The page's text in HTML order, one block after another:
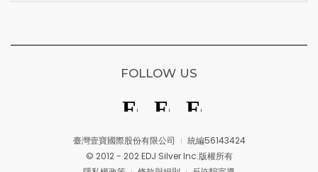
臺灣壹寶國際股份有限公司
統編56143424
© 2012 - 202 EDJ Silver Inc.版權所有
FOLLOW US